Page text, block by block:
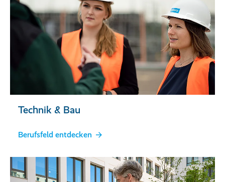
Technik & Bau
Berufsfeld entdecken